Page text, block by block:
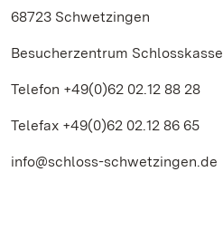
68723 Schwetzingen
Besucherzentrum Schlosskasse
Telefon +49(0)62 02.12 88 28
Telefax +49(0)62 02.12 86 65
info@schloss-schwetzingen.de